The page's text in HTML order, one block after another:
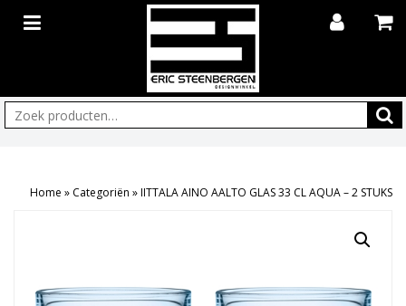
Zoeken:
Home » Categoriën »IITTALA AINO AALTO GLAS 33 CL AQUA – 2 STUKS